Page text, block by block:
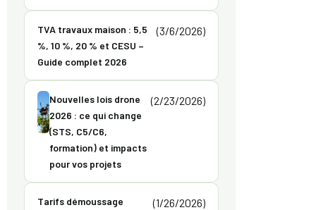
TVA travaux maison : 5,5
%, 10 %, 20 % et CESU –
Guide complet 2026
(3/6/2026)
Nouvelles lois drone
2026 : ce qui change
(STS, C5/C6,
formation) et impacts
pour vos projets
(2/23/2026)
Tarifs démoussage
(1/26/2026)